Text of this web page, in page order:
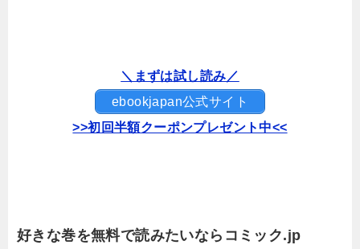
＼まずは試し読み／
ebookjapan公式サイト
>>初回半額クーポンプレゼント中<<
好きな巻を無料で読みたいならコミック.jp